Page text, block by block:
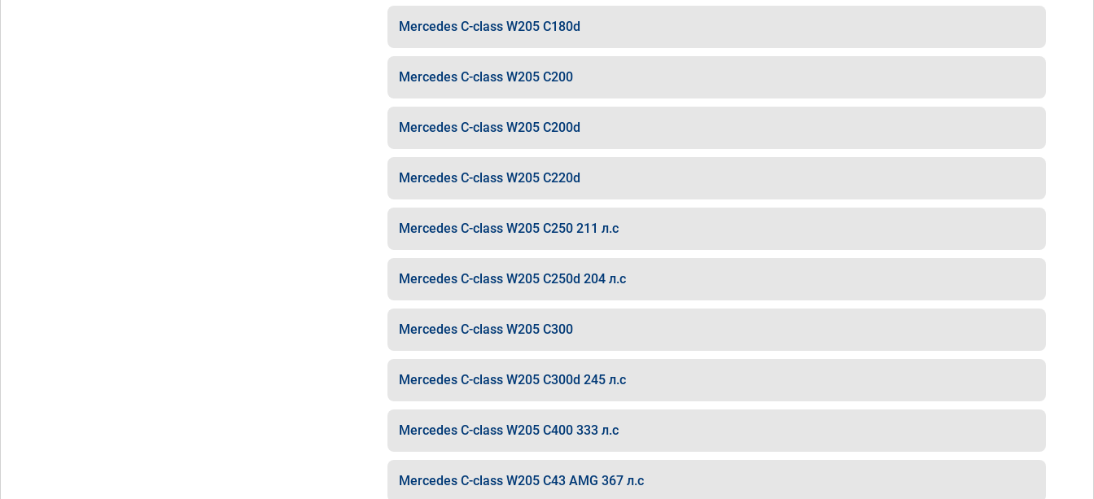
Mercedes C-class W205 C180d
Mercedes C-class W205 C200
Mercedes C-class W205 C200d
Mercedes C-class W205 C220d
Mercedes C-class W205 C250 211 л.с
Mercedes C-class W205 C250d 204 л.с
Mercedes C-class W205 C300
Mercedes C-class W205 C300d 245 л.с
Mercedes C-class W205 C400 333 л.с
Mercedes C-class W205 C43 AMG 367 л.с